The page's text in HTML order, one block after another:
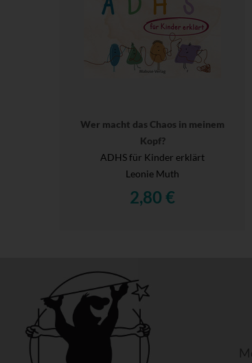
Wer macht das Chaos in meinem
Kopf?
ADHS für Kinder erklärt
Leonie Muth
2,80 €